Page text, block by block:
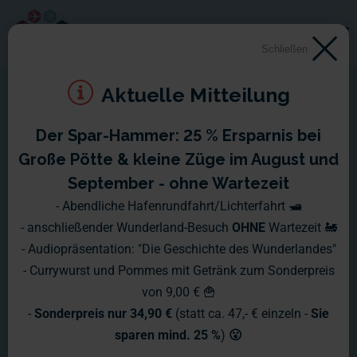
Schließen
Aktuelle Mitteilung
Der Spar-Hammer: 25 % Ersparnis bei
Große Pötte & kleine Züge im August und
September - ohne Wartezeit
- Abendliche Hafenrundfahrt/Lichterfahrt 🛥️
- anschließender Wunderland-Besuch OHNE Wartezeit 🚂
- Audiopräsentation: "Die Geschichte des Wunderlandes"
- Currywurst und Pommes mit Getränk zum Sonderpreis
von 9,00 € 🍟
- Sonderpreis nur 34,90 € (statt ca. 47,- € einzeln - Sie
sparen mind. 25 %) 😮